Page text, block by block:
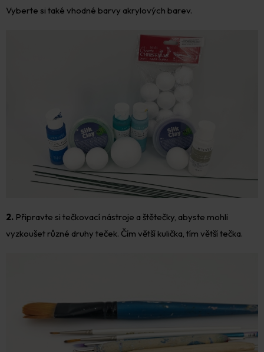
Vyberte si také vhodné barvy akrylových barev.
2. Připravte si tečkovací nástroje a štětečky, abyste mohli
vyzkoušet různé druhy teček. Čím větší kulička, tím větší tečka.